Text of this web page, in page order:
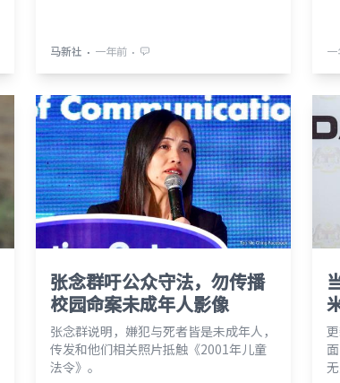
马新社 ⋅ 一年前 ⋅
张念群吁公众守法，勿传播
校园命案未成年人影像
张念群说明，嫌犯与死者皆是未成年人，
传发和他们相关照片抵触《2001年儿童
法令》。
无